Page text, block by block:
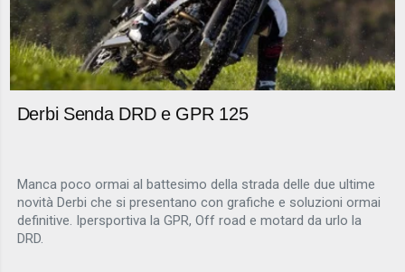
Derbi Senda DRD e GPR 125
Manca poco ormai al battesimo della strada delle due ultime
novità Derbi che si presentano con grafiche e soluzioni ormai
definitive. Ipersportiva la GPR, Off road e motard da urlo la
DRD.